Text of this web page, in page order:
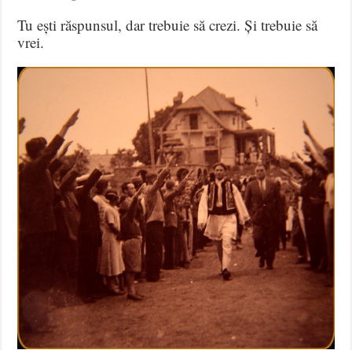
Tu ești răspunsul, dar trebuie să crezi. Și trebuie să
vrei.